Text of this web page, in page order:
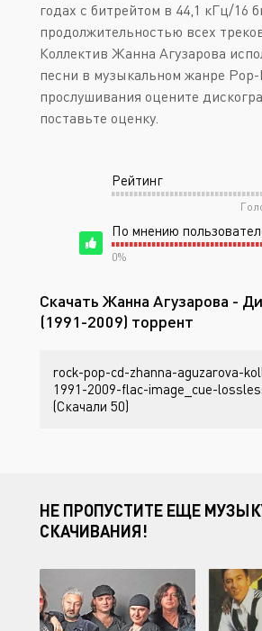
годах с битрейтом в 44,1 кГц/16
продолжительностью всех
Коллектив Жанна Агузарова
песни в музыкальном жанре
прослушивания оцените
поставьте оценку.
Рейтинг
По мнению
0%
Скачать Жанна Агузарова -
(1991-2009) торрент
rock-pop-cd-zhanna-aguzarova-
1991-2009-flac-image_cue-
(Скачали 50)
НЕ ПРОПУСТИТЕ ЕЩЕ
СКАЧИВАНИЯ!